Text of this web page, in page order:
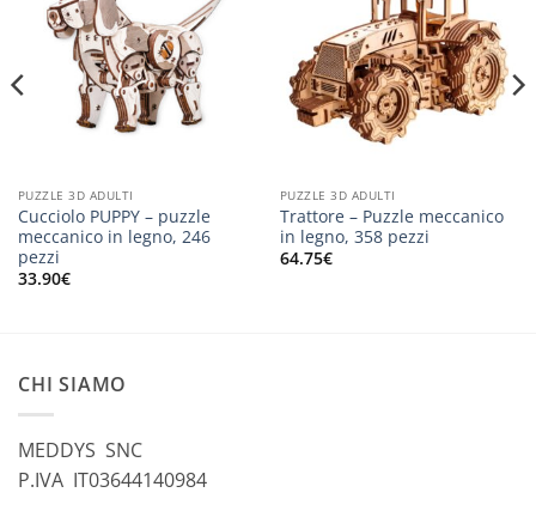
PUZZLE 3D ADULTI
Cucciolo PUPPY – puzzle
meccanico in legno, 246
pezzi
33.90€
PUZZLE 3D ADULTI
Trattore – Puzzle meccanico
in legno, 358 pezzi
64.75€
CHI SIAMO
MEDDYS SNC
P.IVA IT03644140984